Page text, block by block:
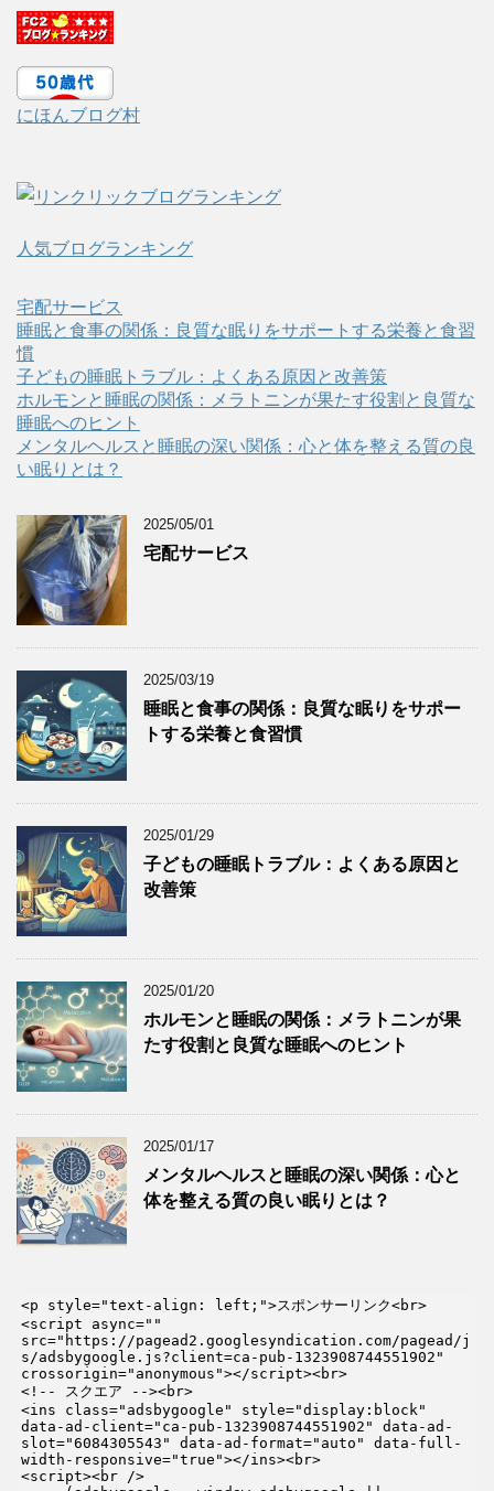
にほんブログ村
人気ブログランキング
宅配サービス
睡眠と食事の関係：良質な眠りをサポートする栄養と食習
慣
子どもの睡眠トラブル：よくある原因と改善策
ホルモンと睡眠の関係：メラトニンが果たす役割と良質な
睡眠へのヒント
メンタルヘルスと睡眠の深い関係：心と体を整える質の良
い眠りとは？
2025/05/01
宅配サービス
2025/03/19
睡眠と食事の関係：良質な眠りをサポー
トする栄養と食習慣
2025/01/29
子どもの睡眠トラブル：よくある原因と
改善策
2025/01/20
ホルモンと睡眠の関係：メラトニンが果
たす役割と良質な睡眠へのヒント
2025/01/17
メンタルヘルスと睡眠の深い関係：心と
体を整える質の良い眠りとは？
<p style="text-align: left;">スポンサーリンク<br>
<script async=""
src="https://pagead2.googlesyndication.com/pagead/j
s/adsbygoogle.js?client=ca-pub-1323908744551902"
crossorigin="anonymous"></script><br>
<!-- スクエア --><br>
<ins class="adsbygoogle" style="display:block"
data-ad-client="ca-pub-1323908744551902" data-ad-
slot="6084305543" data-ad-format="auto" data-full-
width-responsive="true"></ins><br>
<script><br />